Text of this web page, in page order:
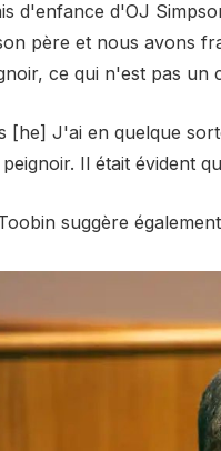
d'enfance d'OJ
père et nous avons
ce qui n'est pas un
[he] J'ai en quelque
Il était évident
suggère